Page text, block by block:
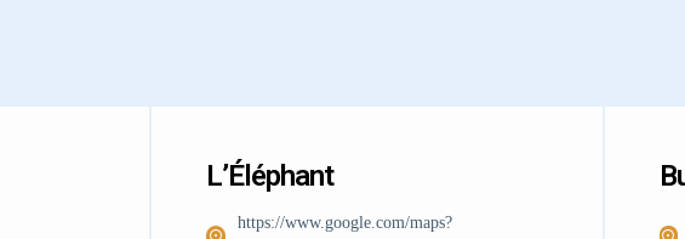
L’Éléphant
https://www.google.com/maps?